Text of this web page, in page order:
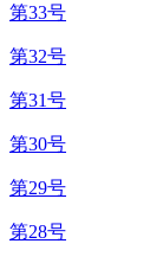
第33号
第32号
第31号
第30号
第29号
第28号